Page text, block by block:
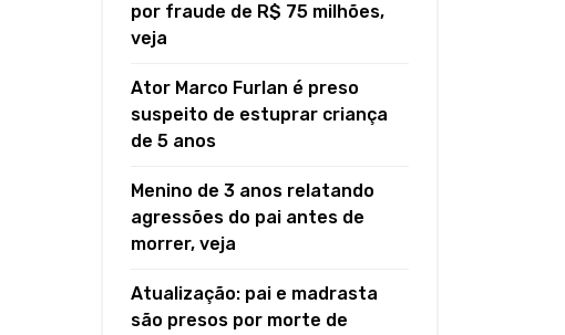
por fraude de R$ 75 milhões,
veja
Ator Marco Furlan é preso
suspeito de estuprar criança
de 5 anos
Menino de 3 anos relatando
agressões do pai antes de
morrer, veja
Atualização: pai e madrasta
são presos por morte de